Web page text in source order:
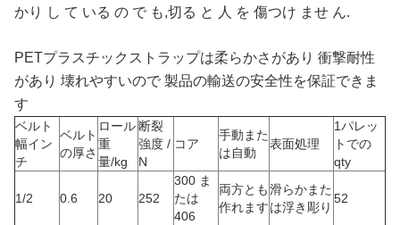
かり し て いる の で も,切る と 人 を 傷つけ ませ ん.
PETプラスチックストラップは柔らかさがあり 衝撃耐性
があり 壊れやすいので 製品の輸送の安全性を保証できま
す
ベルト
幅イン
チ
ベルト
の厚さ
ロール
重
量/kg
断裂
強度 /
N
コア
手動また
は自動
表面処理
1パレッ
トでの
qty
1/2 0.6 20 252
300 ま
たは
406
両方とも
作れます
滑らかまた
は浮き彫り
52